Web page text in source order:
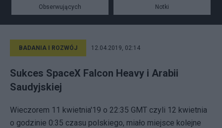
Obserwujących
Notki
BADANIA I ROZWÓJ 12.04.2019, 02:14
Sukces SpaceX Falcon Heavy i Arabii
Saudyjskiej
Wieczorem 11 kwietnia'19 o 22:35 GMT czyli 12 kwietnia
o godzinie 0:35 czasu polskiego, miało miejsce kolejne